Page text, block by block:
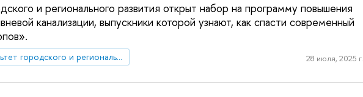
и регионального развития открыт набор на программу повышения
канализации, выпускники которой узнают, как спасти современный
Факультет городского и регионального развития 28 июля, 2025 г.